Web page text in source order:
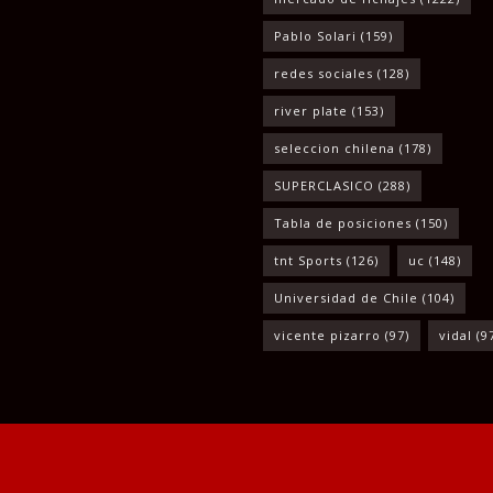
Pablo Solari (159)
redes sociales (128)
river plate (153)
seleccion chilena (178)
SUPERCLASICO (288)
Tabla de posiciones (150)
tnt Sports (126) uc (148)
Universidad de Chile (104)
vicente pizarro (97) vidal